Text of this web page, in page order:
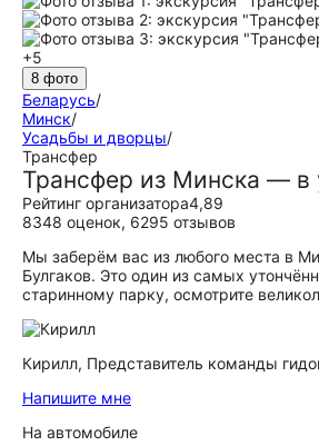
+5
8 фото
Беларусь/
Минск/
Усадьбы и дворцы/
Трансфер
Трансфер из Минска — в
Рейтинг организатора4,89
8348 оценок, 6295 отзывов
Мы заберём вас из любого места в
Булгаков. Это один из самых
старинному парку, осмотрите
Кирилл, Представитель команды
Напишите мне
На автомобиле